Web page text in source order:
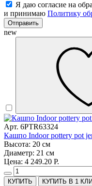
Я даю согласие на
и принимаю Политику
Отправить
new
Арт. 6PTR63324
Кашпо Indoor pottery pot
Высота: 20 см
Диаметр: 21 см
Цена: 4 249.20 Р.
КУПИТЬ В 1